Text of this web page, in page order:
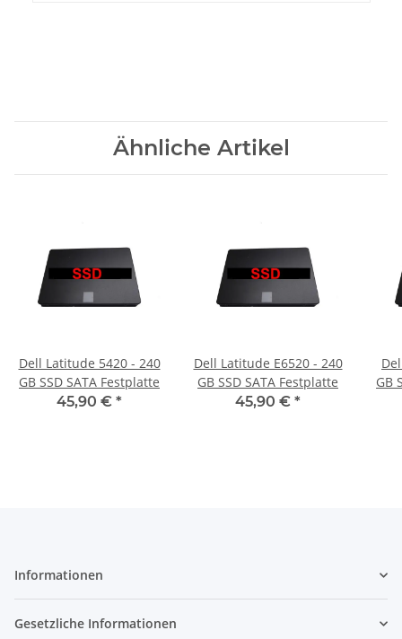
Ähnliche Artikel
Dell Latitude 5420 - 240
GB SSD SATA Festplatte
45,90 € *
Dell Latitude E6520 - 240
GB SSD SATA Festplatte
45,90 € *
GB
Informationen
Gesetzliche Informationen